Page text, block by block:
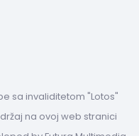
sa invaliditetom "Lotos"
na ovoj web stranici